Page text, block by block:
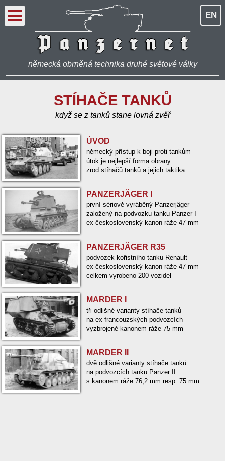
EN
německá obrněná technika druhé světové války
STÍHAČE TANKŮ
když se z tanků stane lovná zvěř
ÚVOD
německý přístup k boji proti tankům
útok je nejlepší forma obrany
zrod stíhačů tanků a jejich taktika
PANZERJÄGER I
první sériově vyráběný Panzerjäger
založený na podvozku tanku Panzer I
ex-československý kanon ráže 47 mm
PANZERJÄGER R35
podvozek kořistního tanku Renault
ex-československý kanon ráže 47 mm
celkem vyrobeno 200 vozidel
MARDER I
tři odlišné varianty stíhače tanků
na ex-francouzských podvozcích
vyzbrojené kanonem ráže 75 mm
MARDER II
dvě odlišné varianty stíhače tanků
na podvozcích tanku Panzer II
s kanonem ráže 76,2 mm resp. 75 mm